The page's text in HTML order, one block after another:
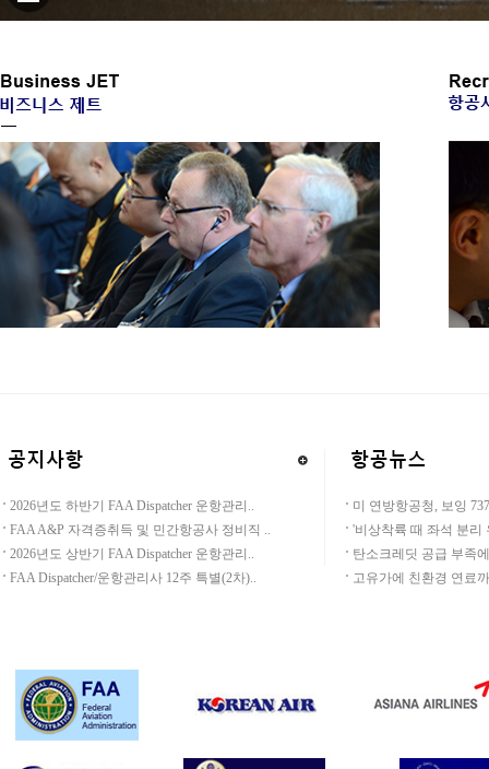
2026년도 하반기 FAA Dispatcher 운항관리..
FAA A&P 자격증취득 및 민간항공사 정비직 ..
2026년도 상반기 FAA Dispatcher 운항관리..
FAA Dispatcher/운항관리사 12주 특별(2차)..
미 연방항공청, 보잉
'비상착륙 때 좌석 분
탄소크레딧 공급 부족
고유가에 친환경 연료